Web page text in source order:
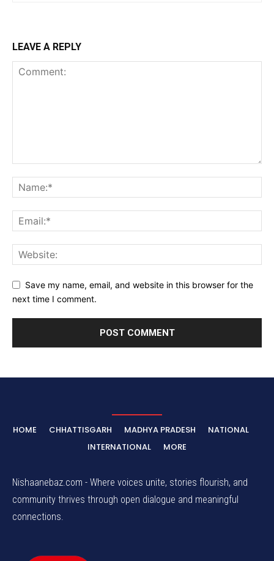
LEAVE A REPLY
Save my name, email, and website in this browser for the
next time I comment.
HOME CHHATTISGARH MADHYA PRADESH
NATIONAL
INTERNATIONAL
MORE
Nishaanebaz.com - Where voices unite, stories flourish, and
community thrives through open dialogue and meaningful
connections.